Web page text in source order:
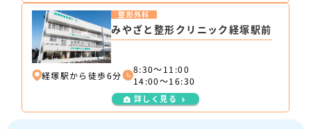
みやざと整形クリニック経塚駅前
整形外科
経塚駅から徒歩6分
8:30～11:00
14:00～16:30
詳しく見る